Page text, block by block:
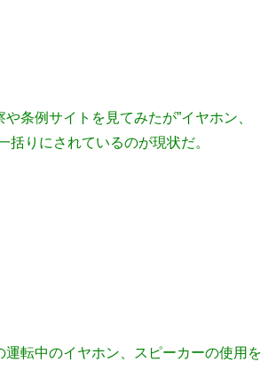
条例サイトを見てみたが”イヤホン、
括りにされているのが現状だ。
運転中のイヤホン、スピーカーの使用を